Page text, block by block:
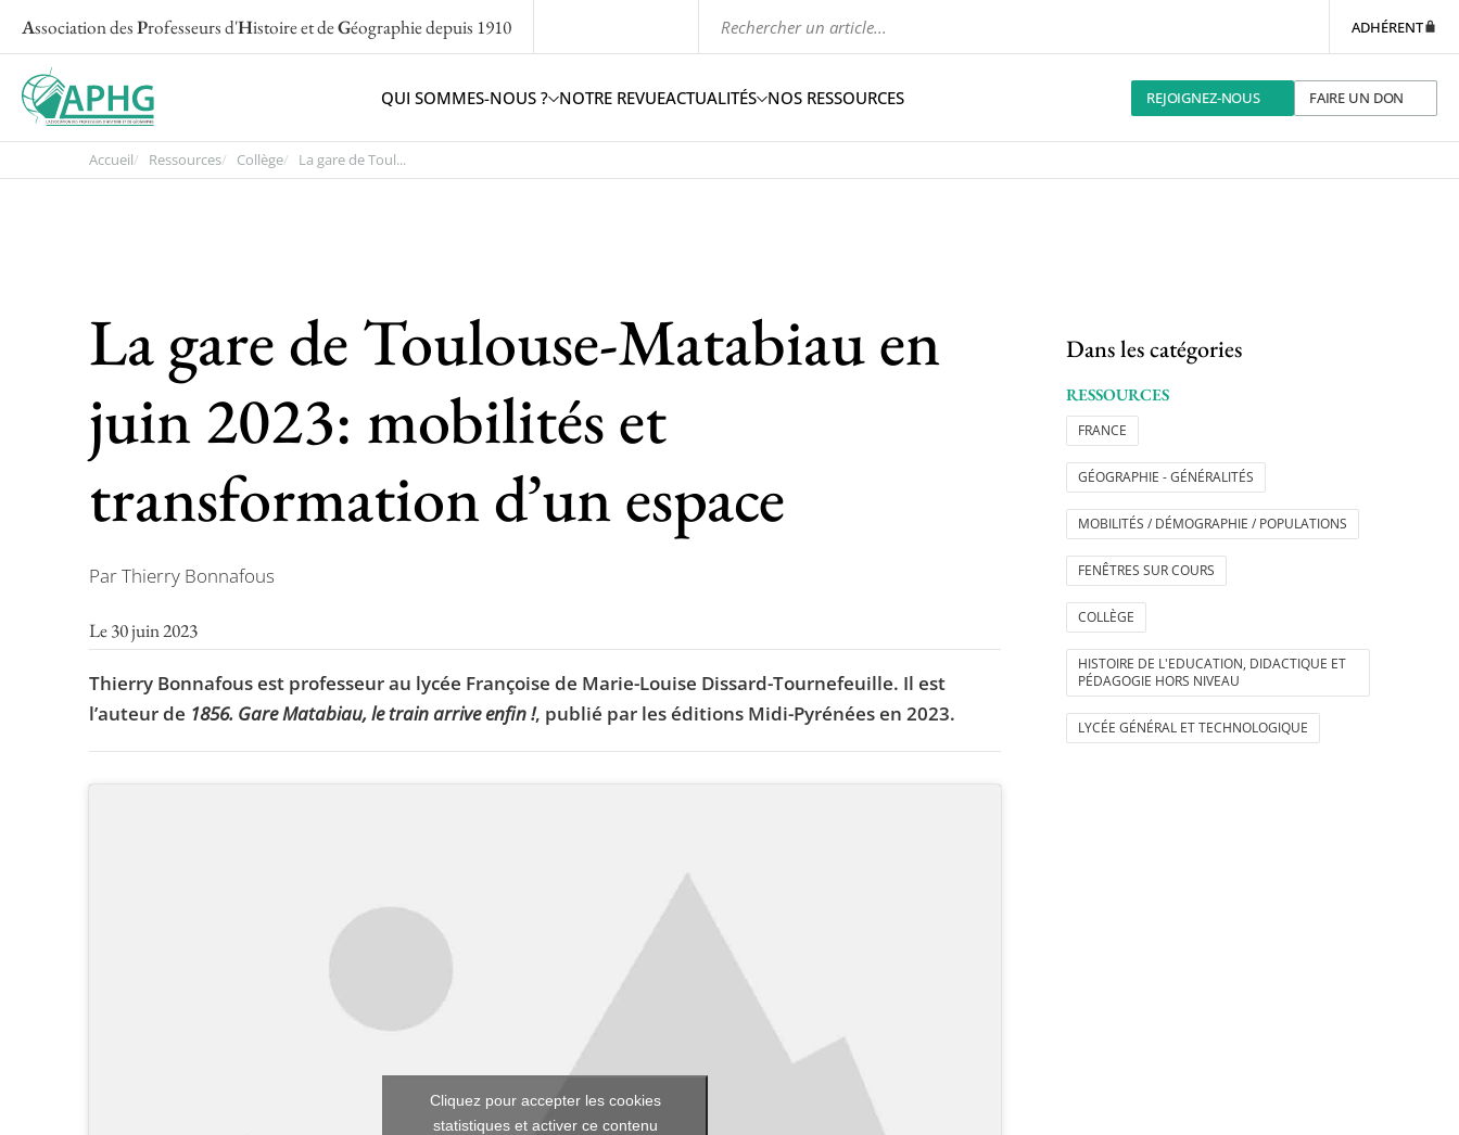
Association desProfesseurs d'Histoire et deGéographiedepuis 1910 ADHÉRENT
QUI SOMMES-NOUS ? NOTRE REVUEACTUALITÉS NOS RESSOURCES REJOIGNEZ-NOUS FAIRE UN DON
Accueil Ressources Collège La gare de Toul...
La gare de Toulouse-Matabiau en
juin 2023: mobilités et
transformation d’un espace
Par Thierry Bonnafous
Le 30 juin 2023
Thierry Bonnafous est professeur au lycée Françoise de Marie-Louise Dissard-Tournefeuille. Il est
l’auteur de 1856. Gare Matabiau, le train arrive enfin !, publié par les éditions Midi-Pyrénées en 2023.
Cliquez pour accepter les cookies
statistiques et activer ce contenu
Dans les catégories
RESSOURCES
FRANCE
GÉOGRAPHIE - GÉNÉRALITÉS
MOBILITÉS / DÉMOGRAPHIE / POPULATIONS
FENÊTRES SUR COURS
COLLÈGE
HISTOIRE DE L'EDUCATION, DIDACTIQUE ET
PÉDAGOGIE HORS NIVEAU
LYCÉE GÉNÉRAL ET TECHNOLOGIQUE